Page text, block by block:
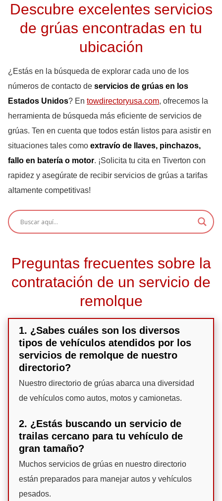
Descubre excelentes servicios
de grúas encontradas en tu
ubicación
¿Estás en la búsqueda de explorar cada uno de los
números de contacto de servicios de grúas en los
Estados Unidos? En towdirectoryusa.com, ofrecemos la
herramienta de búsqueda más eficiente de servicios de
grúas. Ten en cuenta que todos están listos para asistir en
situaciones tales como extravío de llaves, pinchazos,
fallo en batería o motor. ¡Solicita tu cita en Tiverton con
rapidez y asegúrate de recibir servicios de grúas a tarifas
altamente competitivas!
Preguntas frecuentes sobre la
contratación de un servicio de
remolque
1. ¿Sabes cuáles son los diversos
tipos de vehículos atendidos por los
servicios de remolque de nuestro
directorio?
Nuestro directorio de grúas abarca una diversidad
de vehículos como autos, motos y camionetas.
2. ¿Estás buscando un servicio de
trailas cercano para tu vehículo de
gran tamaño?
Muchos servicios de grúas en nuestro directorio
están preparados para manejar autos y vehículos
pesados.